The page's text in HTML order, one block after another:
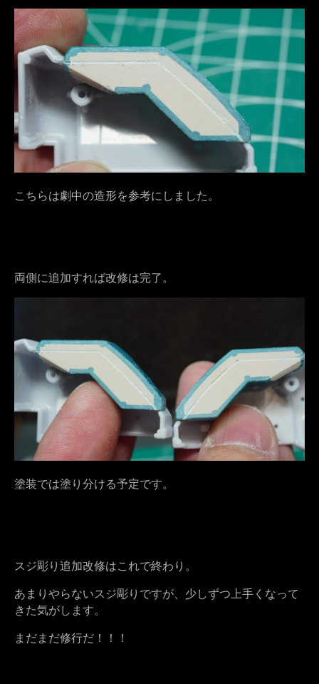
こちらは劇中の造形を参考にしました。
両側に追加すれば改修は完了。
塗装では塗り分ける予定です。
スジ彫り追加改修はこれで終わり。
あまりやらないスジ彫りですが、少しずつ上手くなって
きた気がします。
まだまだ修行だ！！！